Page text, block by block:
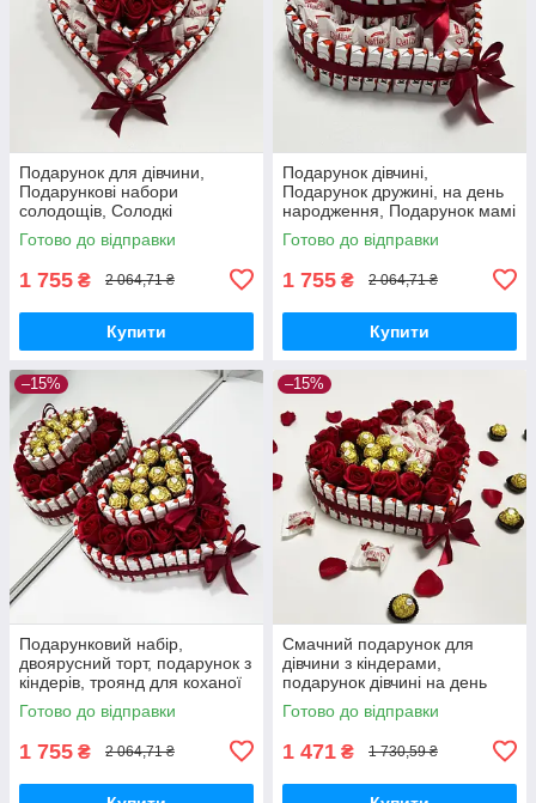
Подарунок для дівчини,
Подарункові набори
солодощів, Солодкі
подарунки, Подарунок
коханій жінці мамі подрузі
Готово до відправки
1 755 ₴ 2 064,71 ₴
Купити
Подарунок дівчині,
Подарунок дружині, на день
народження, Подарунок мамі
на день народження, подрузі,
сестрі, доньці
Готово до відправки
1 755 ₴ 2 064,71 ₴
Купити
–15%
Подарунковий набір,
двоярусний торт, подарунок з
кіндерів, троянд для коханої
дівчини, дочки, дружини на
день народження
Готово до відправки
1 755 ₴ 2 064,71 ₴
–15%
Смачний подарунок для
дівчини з кіндерами,
подарунок дівчині на день
народження, коханій, дочці
солодкий подарунковий
Готово до відправки
1 471 ₴ 1 730,59 ₴